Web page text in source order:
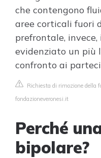
che contengono
aree corticali fuori
prefrontale,
evidenziato un più
confronto ai
Richiesta di rimozione della
fondazioneveronesi.it
Perché
bipolare?